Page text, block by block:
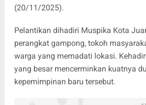
(20/11/2025).
Pelantikan dihadiri Muspika Kota
perangkat gampong, tokoh
warga yang memadati lokasi.
yang besar mencerminkan kuatnya
kepemimpinan baru tersebut.